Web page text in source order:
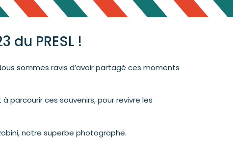
PRESL !
sommes ravis d’avoir partagé ces moments
parcourir ces souvenirs, pour revivre les
notre superbe photographe.